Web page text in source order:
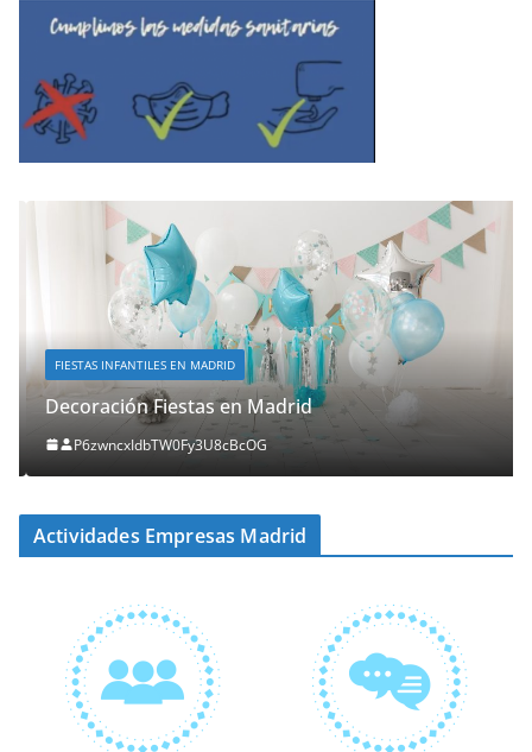
FIESTAS INFANTILES EN MADRID
Decoración Fiestas en Madrid
P6zwncxIdbTW0Fy3U8cBcOG
Actividades Empresas Madrid